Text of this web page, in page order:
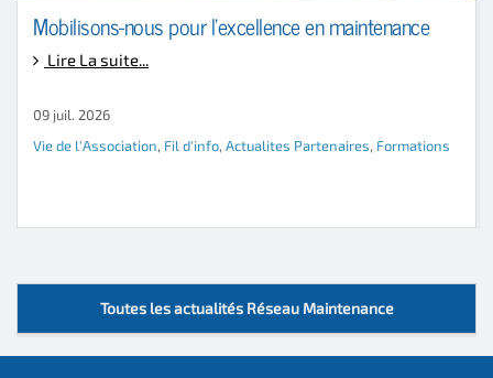
Mobilisons-nous pour l'excellence en maintenance
Lire La suite...
09 juil. 2026
Vie de l'Association, Fil d'info, Actualites Partenaires, Formations
Toutes les actualités Réseau Maintenance